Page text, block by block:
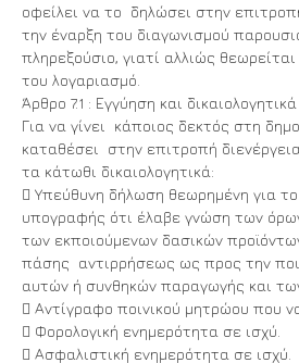
οφείλει να το δηλώσει στην
την έναρξη του διαγωνισμού
πληρεξούσιο, γιατί αλλιώς θεωρείται
του λογαριασμό.
Άρθρο 7.1 : Εγγύηση και
Για να γίνει κάποιος δεκτός στη
καταθέσει στην επιτροπή
τα κάτωθι δικαιολογητικά:
 Υπεύθυνη δήλωση θεωρημένη για το
υπογραφής ότι έλαβε γνώση των
των εκποιούμενων δασικών
πάσης αντιρρήσεως ως προς την
αυτών ή συνθηκών παραγωγής και
 Αντίγραφο ποινικού μητρώου που
 Φορολογική ενημερότητα σε ισχύ.
 Ασφαλιστική ενημερότητα σε ισχύ.